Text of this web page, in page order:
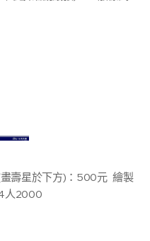
壽星於下方)：500元 繪製
人2000